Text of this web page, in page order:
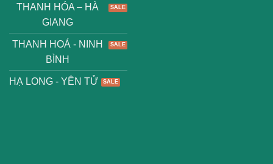
THANH HÓA – HÀ
GIANG
THANH HOÁ - NINH
BÌNH
HẠ LONG - YÊN TỬ